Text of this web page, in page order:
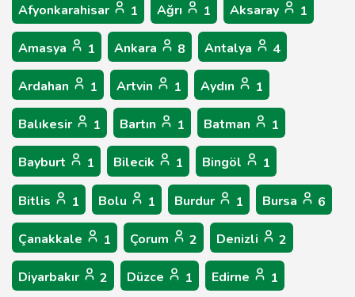
Afyonkarahisar 1 Ağrı 1 Aksaray 1
Amasya 1 Ankara 8 Antalya 4
Ardahan 1 Artvin 1 Aydın 1
Balıkesir 1 Bartın 1 Batman 1
Bayburt 1 Bilecik 1 Bingöl 1
Bitlis 1 Bolu 1 Burdur 1 Bursa 6
Çanakkale 1 Çorum 2 Denizli 2
Diyarbakır 2 Düzce 1 Edirne 1